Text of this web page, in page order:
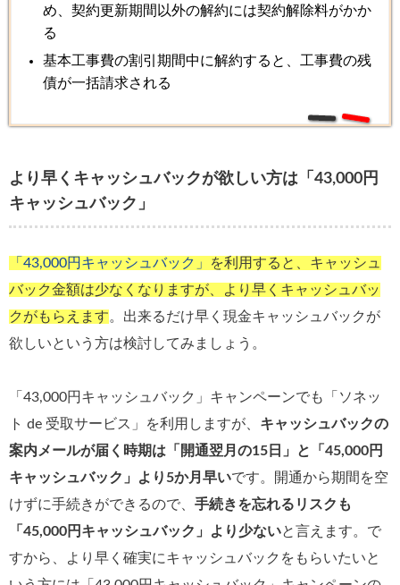
め、契約更新期間以外の解約には契約解除料がかか
る
基本工事費の割引期間中に解約すると、工事費の残
債が一括請求される
より早くキャッシュバックが欲しい方は「43,000円
キャッシュバック」
「43,000円キャッシュバック」
を利用すると、キャッシュ
バック金額は少なくなりますが、より早くキャッシュバッ
クがもらえます。出来るだけ早く現金キャッシュバックが
欲しいという方は検討してみましょう。
「43,000円キャッシュバック」キャンペーンでも「ソネッ
ト de 受取サービス」を利用しますが、 キャッシュバックの
案内メールが届く時期は「開通翌月の15日」と「45,000円
キャッシュバック」より5か月早いです。開通から期間を空
けずに手続きができるので、 手続きを忘れるリスクも
「45,000円キャッシュバック」より少ないと言えます。で
すから、より早く確実にキャッシュバックをもらいたいと